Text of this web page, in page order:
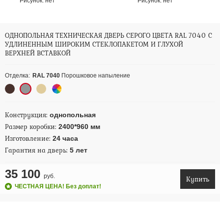
ОДНОПОЛЬНАЯ ТЕХНИЧЕСКАЯ ДВЕРЬ СЕРОГО ЦВЕТА RAL 7040 С
УДЛИНЕННЫМ ШИРОКИМ СТЕКЛОПАКЕТОМ И ГЛУХОЙ
ВЕРХНЕЙ ВСТАВКОЙ
Отделка: RAL 7040 Порошковое напыление
Конструкция: однопольная
Размер коробки: 2400*960 мм
Изготовление: 24 часа
Гарантия на дверь: 5 лет
35 100 руб.
ЧЕСТНАЯ ЦЕНА! Без доплат!
Купить